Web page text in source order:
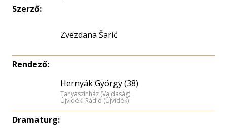
Szerző:
Zvezdana Šarić
Rendező:
Hernyák György (38)
Tanyaszínház (Vajdaság)
Újvidéki Rádió (Újvidék)
Dramaturg: